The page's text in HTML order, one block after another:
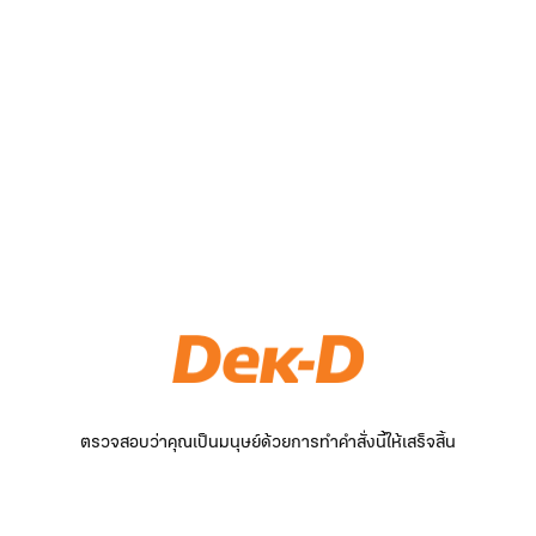
ตรวจสอบว่าคุณเป็นมนุษย์ด้วยการทำคำสั่งนี้ให้เสร็จสิ้น